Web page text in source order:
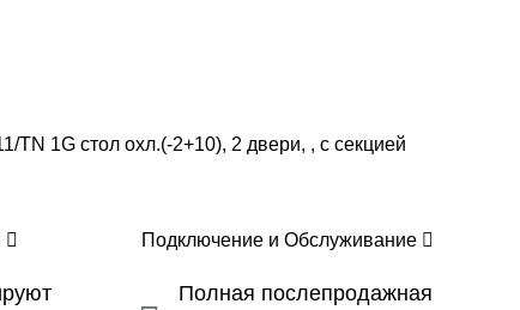
TN 1G стол охл.(-2+10), 2 двери, , с секцией
Подключение и Обслуживание
Полная послепродажная